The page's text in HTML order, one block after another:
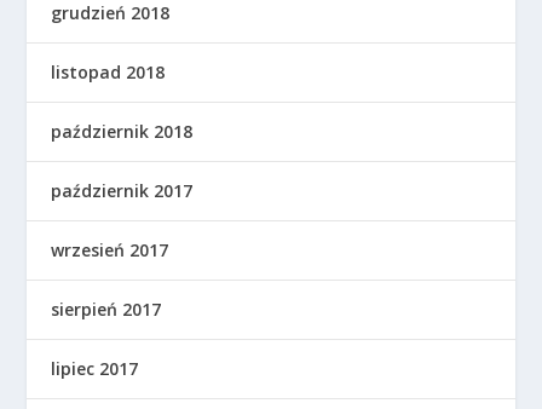
grudzień 2018
listopad 2018
październik 2018
październik 2017
wrzesień 2017
sierpień 2017
lipiec 2017